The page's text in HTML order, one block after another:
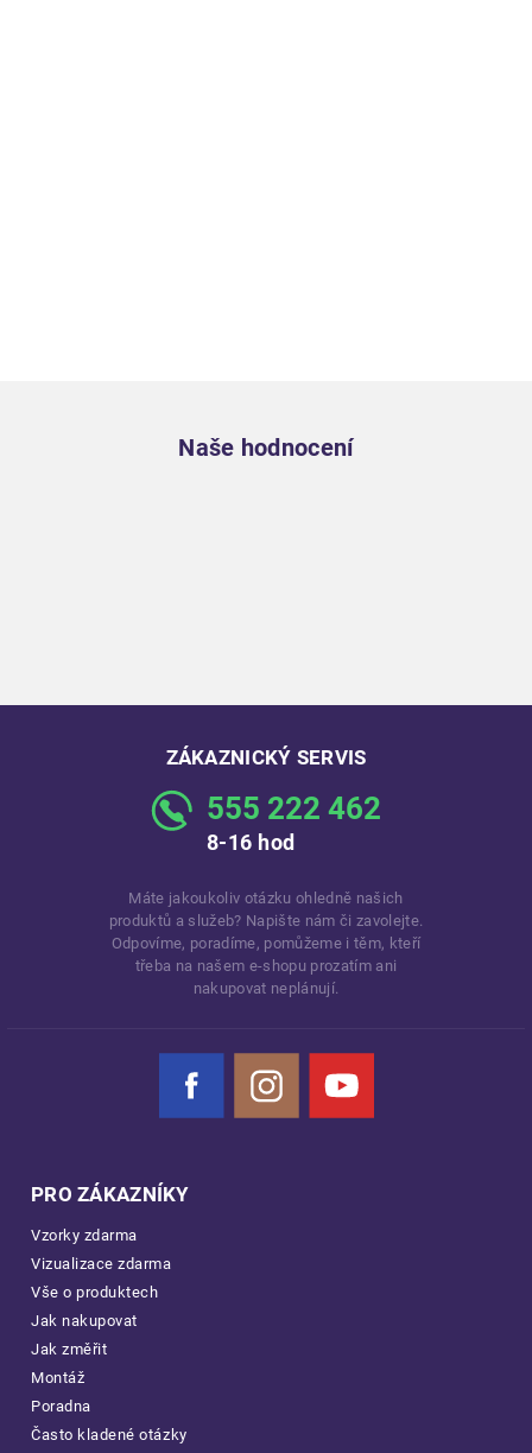
Naše hodnocení
ZÁKAZNICKÝ SERVIS
555 222 462
8-16 hod
Máte jakoukoliv otázku ohledně našich
produktů a služeb? Napište nám či zavolejte.
Odpovíme, poradíme, pomůžeme i těm, kteří
třeba na našem e-shopu prozatím ani
nakupovat neplánují.
Facebook Instagram YouTube
PRO ZÁKAZNÍKY
Vzorky zdarma
Vizualizace zdarma
Vše o produktech
Jak nakupovat
Jak změřit
Montáž
Poradna
Často kladené otázky